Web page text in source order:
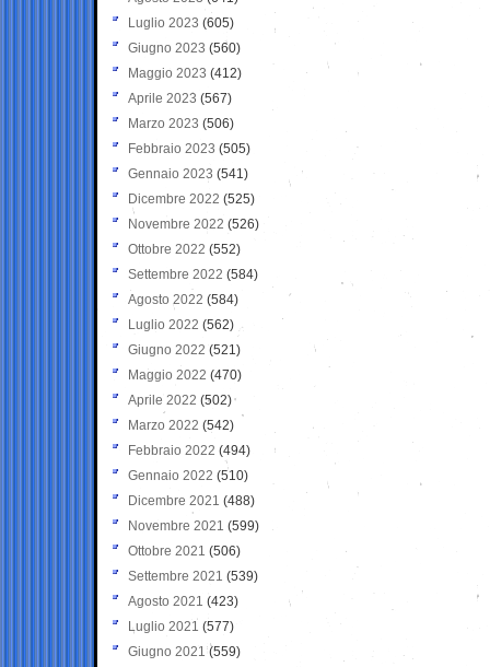
Luglio 2023 (605)
Giugno 2023 (560)
Maggio 2023 (412)
Aprile 2023 (567)
Marzo 2023 (506)
Febbraio 2023 (505)
Gennaio 2023 (541)
Dicembre 2022 (525)
Novembre 2022 (526)
Ottobre 2022 (552)
Settembre 2022 (584)
Agosto 2022 (584)
Luglio 2022 (562)
Giugno 2022 (521)
Maggio 2022 (470)
Aprile 2022 (502)
Marzo 2022 (542)
Febbraio 2022 (494)
Gennaio 2022 (510)
Dicembre 2021 (488)
Novembre 2021 (599)
Ottobre 2021 (506)
Settembre 2021 (539)
Agosto 2021 (423)
Luglio 2021 (577)
Giugno 2021(559)